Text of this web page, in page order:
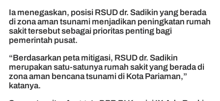
Ia menegaskan, posisi RSUD dr. Sadikin yang berada
di zona aman tsunami menjadikan peningkatan rumah
sakit tersebut sebagai prioritas penting bagi
pemerintah pusat.
“Berdasarkan peta mitigasi, RSUD dr. Sadikin
merupakan satu-satunya rumah sakit yang berada di
zona aman bencana tsunami di Kota Pariaman,”
katanya.